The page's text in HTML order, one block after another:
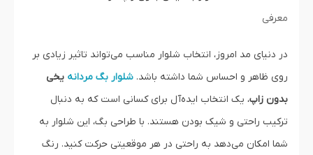
معرفی
در دنیای مد امروز، انتخاب شلوار مناسب می‌تواند تاثیر زیادی بر
روی ظاهر و احساس شما داشته باشد. شلوار بگ مردانه یخی
بدون زاپ، یک انتخاب ایده‌آل برای کسانی است که به دنبال
ترکیب راحتی و شیک بودن هستند. با طراحی بگ، این شلوار به
شما امکان می‌دهد به راحتی در هر موقعیتی حرکت کنید. رنگ